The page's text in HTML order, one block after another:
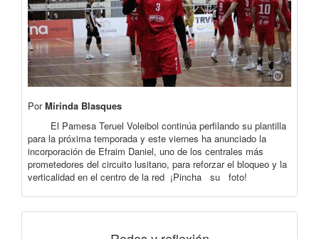
PorMirinda Blasques
El Pamesa Teruel Voleibol continúa perfilando su plantilla
para la próxima temporada y este viernes ha anunciado la
incorporación de Efraim Daniel, uno de los centrales más
prometedores del circuito lusitano, para reforzar el bloqueo y la
verticalidad en el centro de la red ¡Pincha su foto!